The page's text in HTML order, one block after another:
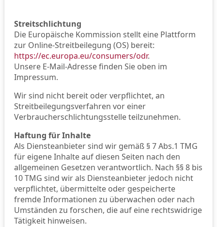
Streitschlichtung
Die Europäische Kommission stellt eine Plattform
zur Online-Streitbeilegung (OS) bereit:
https://ec.europa.eu/consumers/odr.
Unsere E-Mail-Adresse finden Sie oben im
Impressum.
Wir sind nicht bereit oder verpflichtet, an
Streitbeilegungsverfahren vor einer
Verbraucherschlichtungsstelle teilzunehmen.
Haftung für Inhalte
Als Diensteanbieter sind wir gemäß § 7 Abs.1 TMG
für eigene Inhalte auf diesen Seiten nach den
allgemeinen Gesetzen verantwortlich. Nach §§ 8 bis
10 TMG sind wir als Diensteanbieter jedoch nicht
verpflichtet, übermittelte oder gespeicherte
fremde Informationen zu überwachen oder nach
Umständen zu forschen, die auf eine rechtswidrige
Tätigkeit hinweisen.